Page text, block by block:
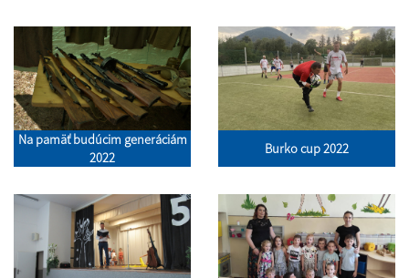
Na pamäť budúcim generáciám
2022
Burko cup 2022